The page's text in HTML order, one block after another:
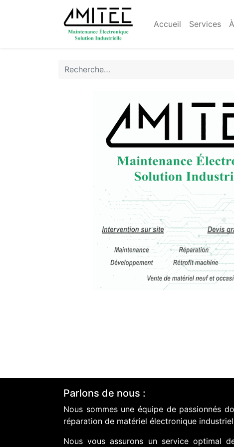
Accueil Services
Parlons de nous :
Nous sommes une équipe de passionnés
réparation de matériel électronique
Nous vous assurons un service optimal